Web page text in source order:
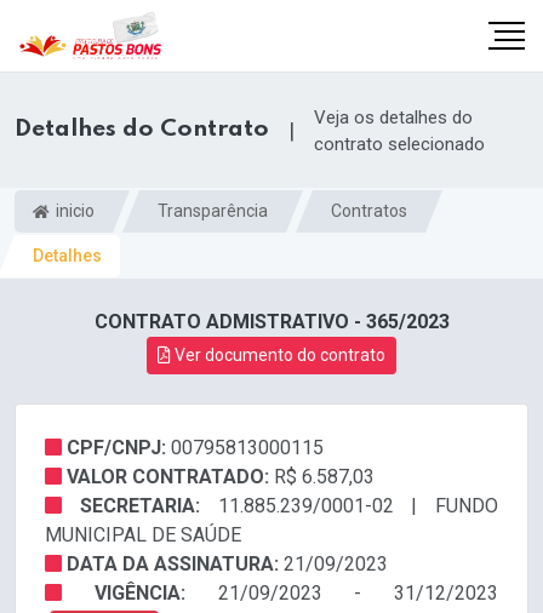
Detalhes do Contrato |
Veja os detalhes do
contrato selecionado
inicio Transparência Contratos
Detalhes
CONTRATO ADMISTRATIVO - 365/2023
Ver documento do contrato
CPF/CNPJ: 00795813000115
VALOR CONTRATADO: R$ 6.587,03
SECRETARIA: 11.885.239/0001-02 | FUNDO
MUNICIPAL DE SAÚDE
DATA DA ASSINATURA: 21/09/2023
VIGÊNCIA: 21/09/2023 - 31/12/2023